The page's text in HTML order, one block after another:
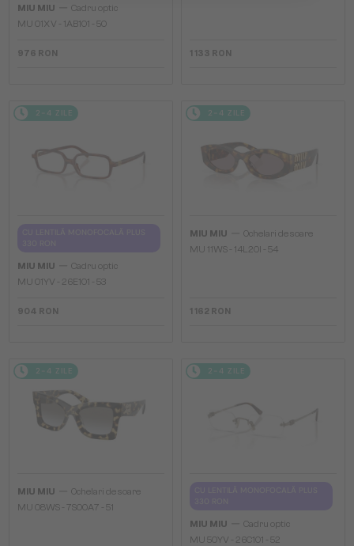
MIU MIU
Cadru optic
MU 01XV - 1AB1O1 - 50
976 RON 1 133 RON
2-4 ZILE
MIU MIU
Cadru optic
MU 01YV - 26E1O1 - 53
904 RON
2-4 ZILE
MIU MIU
Ochelari de soare
MU 11WS - 14L20I - 54
1 162 RON
2-4 ZILE
MIU MIU
Ochelari de soare
MU 08WS - 7S00A7 - 51
2-4 ZILE
MIU MIU
Cadru optic
MU 50YV - 26C1O1 - 52